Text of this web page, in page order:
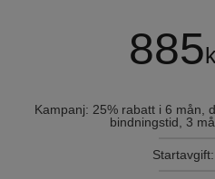
885
Kampanj: 25% rabatt i 6 mån,
bindningstid, 3